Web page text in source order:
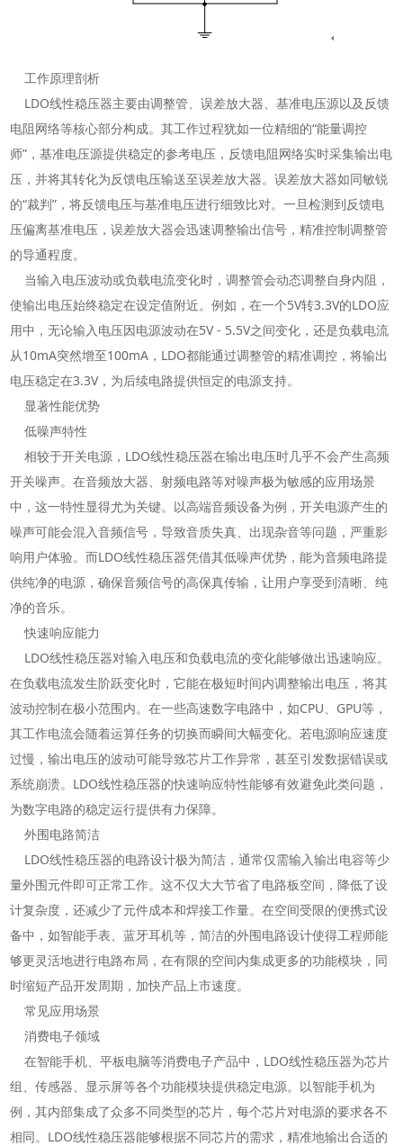
工作原理剖析
LDO线性稳压器主要由调整管、误差放大器、基准电压源以及反馈
电阻网络等核心部分构成。其工作过程犹如一位精细的“能量调控
师”，基准电压源提供稳定的参考电压，反馈电阻网络实时采集输出电
压，并将其转化为反馈电压输送至误差放大器。误差放大器如同敏锐
的“裁判”，将反馈电压与基准电压进行细致比对。一旦检测到反馈电
压偏离基准电压，误差放大器会迅速调整输出信号，精准控制调整管
的导通程度。
当输入电压波动或负载电流变化时，调整管会动态调整自身内阻，
使输出电压始终稳定在设定值附近。例如，在一个5V转3.3V的LDO应
用中，无论输入电压因电源波动在5V - 5.5V之间变化，还是负载电流
从10mA突然增至100mA，LDO都能通过调整管的精准调控，将输出
电压稳定在3.3V，为后续电路提供恒定的电源支持。
显著性能优势
低噪声特性
相较于开关电源，LDO线性稳压器在输出电压时几乎不会产生高频
开关噪声。在音频放大器、射频电路等对噪声极为敏感的应用场景
中，这一特性显得尤为关键。以高端音频设备为例，开关电源产生的
噪声可能会混入音频信号，导致音质失真、出现杂音等问题，严重影
响用户体验。而LDO线性稳压器凭借其低噪声优势，能为音频电路提
供纯净的电源，确保音频信号的高保真传输，让用户享受到清晰、纯
净的音乐。
快速响应能力
LDO线性稳压器对输入电压和负载电流的变化能够做出迅速响应。
在负载电流发生阶跃变化时，它能在极短时间内调整输出电压，将其
波动控制在极小范围内。在一些高速数字电路中，如CPU、GPU等，
其工作电流会随着运算任务的切换而瞬间大幅变化。若电源响应速度
过慢，输出电压的波动可能导致芯片工作异常，甚至引发数据错误或
系统崩溃。LDO线性稳压器的快速响应特性能够有效避免此类问题，
为数字电路的稳定运行提供有力保障。
外围电路简洁
LDO线性稳压器的电路设计极为简洁，通常仅需输入输出电容等少
量外围元件即可正常工作。这不仅大大节省了电路板空间，降低了设
计复杂度，还减少了元件成本和焊接工作量。在空间受限的便携式设
备中，如智能手表、蓝牙耳机等，简洁的外围电路设计使得工程师能
够更灵活地进行电路布局，在有限的空间内集成更多的功能模块，同
时缩短产品开发周期，加快产品上市速度。
常见应用场景
消费电子领域
在智能手机、平板电脑等消费电子产品中，LDO线性稳压器为芯片
组、传感器、显示屏等各个功能模块提供稳定电源。以智能手机为
例，其内部集成了众多不同类型的芯片，每个芯片对电源的要求各不
相同。LDO线性稳压器能够根据不同芯片的需求，精准地输出合适的